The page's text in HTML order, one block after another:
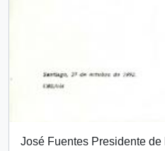
José Fuentes Presidente de